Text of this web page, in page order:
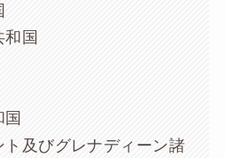
和国
ト及びグレナディーン諸